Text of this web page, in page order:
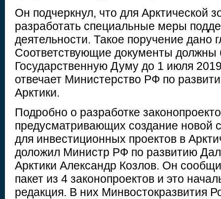
Он подчеркнул, что для Арктической
разработать специальные меры
деятельности. Такое поручение дано
Соответствующие документы должны
Государственную Думу до 1 июля
отвечает Министерство РФ по
Арктики.
Подробно о разработке
предусматривающих создание новой
для инвестиционных проектов в
доложил Министр РФ по развитию
Арктики Александр Козлов. Он
пакет из 4 законопроектов и это
редакция. В них Минвостокразвития